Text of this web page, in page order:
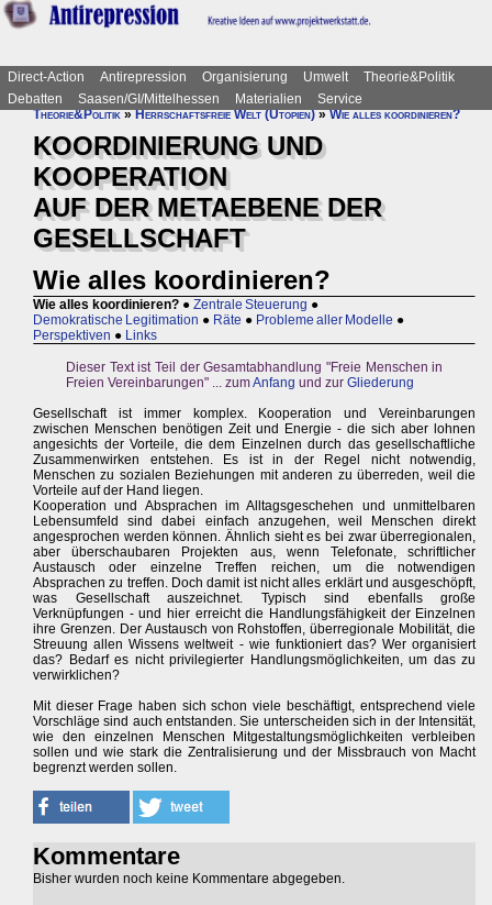
Direct-Action Antirepression Organisierung Umwelt
Theorie&Politik
Debatten
Saasen/GI/Mittelhessen Materialien
Service
Theorie&Politik»Herrschaftsfreie Welt (Utopien)»Wie alles koordinieren?
KOORDINIERUNG UND
KOOPERATION
AUF DER METAEBENE DER
GESELLSCHAFT
Wie alles koordinieren?
Wie alles koordinieren? ● Zentrale Steuerung ●
Demokratische Legitimation ● Räte ● Probleme aller Modelle ●
Perspektiven ● Links
Dieser Text ist Teil der Gesamtabhandlung "Freie Menschen in
Freien Vereinbarungen" ... zumAnfang und zur Gliederung
Gesellschaft ist immer komplex. Kooperation und Vereinbarungen
zwischen Menschen benötigen Zeit und Energie - die sich aber lohnen
angesichts der Vorteile, die dem Einzelnen durch das gesellschaftliche
Zusammenwirken entstehen. Es ist in der Regel nicht notwendig,
Menschen zu sozialen Beziehungen mit anderen zu überreden, weil die
Vorteile auf der Hand liegen.
Kooperation und Absprachen im Alltagsgeschehen und unmittelbaren
Lebensumfeld sind dabei einfach anzugehen, weil Menschen direkt
angesprochen werden können. Ähnlich sieht es bei zwar überregionalen,
aber überschaubaren Projekten aus, wenn Telefonate, schriftlicher
Austausch oder einzelne Treffen reichen, um die notwendigen
Absprachen zu treffen. Doch damit ist nicht alles erklärt und ausgeschöpft,
was Gesellschaft auszeichnet. Typisch sind ebenfalls große
Verknüpfungen - und hier erreicht die Handlungsfähigkeit der Einzelnen
ihre Grenzen. Der Austausch von Rohstoffen, überregionale Mobilität, die
Streuung allen Wissens weltweit - wie funktioniert das? Wer organisiert
das? Bedarf es nicht privilegierter Handlungsmöglichkeiten, um das zu
verwirklichen?
Mit dieser Frage haben sich schon viele beschäftigt, entsprechend viele
Vorschläge sind auch entstanden. Sie unterscheiden sich in der Intensität,
wie den einzelnen Menschen Mitgestaltungsmöglichkeiten verbleiben
sollen und wie stark die Zentralisierung und der Missbrauch von Macht
begrenzt werden sollen.
Kommentare
Bisher wurden noch keine Kommentare abgegeben.